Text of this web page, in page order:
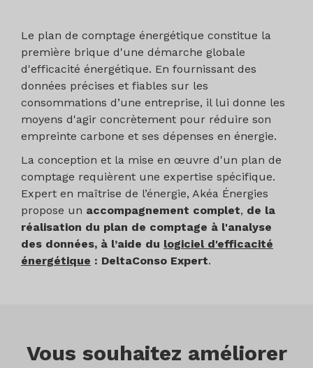
Le plan de comptage énergétique constitue la
première brique d'une démarche globale
d'efficacité énergétique. En fournissant des
données précises et fiables sur les
consommations d’une entreprise, il lui donne les
moyens d'agir concrètement pour réduire son
empreinte carbone et ses dépenses en énergie.
La conception et la mise en œuvre d'un plan de
comptage requièrent une expertise spécifique.
Expert en maîtrise de l’énergie, Akéa Énergies
propose un accompagnement complet, de la
réalisation du plan de comptage à l'analyse
des données, à l’aide du logiciel d'efficacité
énergétique : DeltaConso Expert.
Vous souhaitez améliorer